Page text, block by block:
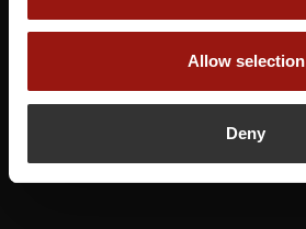
Allow selection
Deny